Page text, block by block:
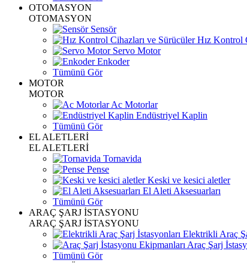
OTOMASYON
OTOMASYON
Sensör
Hız Kontrol
Servo Motor
Enkoder
Tümünü Gör
MOTOR
MOTOR
Ac Motorlar
Endüstriyel Kaplin
Tümünü Gör
EL ALETLERİ
EL ALETLERİ
Tornavida
Pense
Keski ve kesici aletler
El Aleti Aksesuarları
Tümünü Gör
ARAÇ ŞARJ İSTASYONU
ARAÇ ŞARJ İSTASYONU
Elektrikli Araç
Araç Şarj
Tümünü Gör